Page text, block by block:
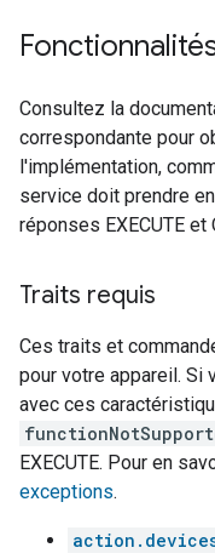
Consultez la
correspondante pour
l'implémentation,
service doit prendre
réponses EXECUTE et
Traits requis
Ces traits et
pour votre appareil. Si
avec ces
EXECUTE. Pour en
exceptions.